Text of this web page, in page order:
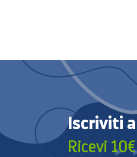
Iscriviti
Ricevi